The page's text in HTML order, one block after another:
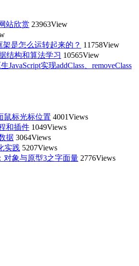
站欣赏 23963View
架是怎么运转起来的？ 11758View
结构和算法学习 10565View
JavaScript实现addClass、removeClass
鼠标光标位置 4001Views
和插件 1049Views
据 3064Views
实践 5207Views
对象与原型3之字面量 2776Views